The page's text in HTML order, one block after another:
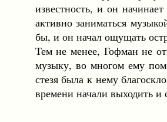
известность, и он
активно заниматься
бы, и он начал ощущать
Тем не менее, Гофман не
музыку, во многом ему
стезя была к нему
времени начали выходить